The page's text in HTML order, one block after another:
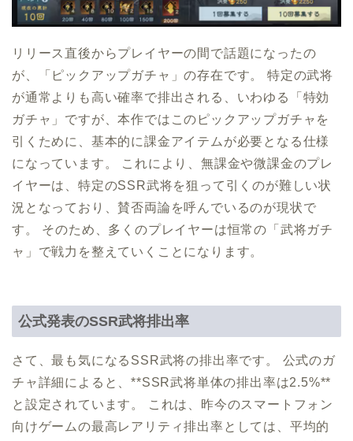
リリース直後からプレイヤーの間で話題になったの
が、「ピックアップガチャ」の存在です。 特定の武将
が通常よりも高い確率で排出される、いわゆる「特効
ガチャ」ですが、本作ではこのピックアップガチャを
引くために、基本的に課金アイテムが必要となる仕様
になっています。 これにより、無課金や微課金のプレ
イヤーは、特定のSSR武将を狙って引くのが難しい状
況となっており、賛否両論を呼んでいるのが現状で
す。 そのため、多くのプレイヤーは恒常の「武将ガチ
ャ」で戦力を整えていくことになります。
公式発表のSSR武将排出率
さて、最も気になるSSR武将の排出率です。 公式のガ
チャ詳細によると、**SSR武将単体の排出率は2.5%**
と設定されています。 これは、昨今のスマートフォン
向けゲームの最高レアリティ排出率としては、平均的